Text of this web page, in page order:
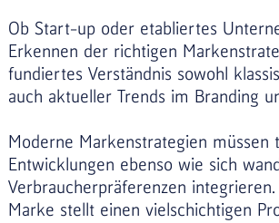
Ob Start-up oder etabliertes
Erkennen der richtigen
fundiertes Verständnis sowohl
auch aktueller Trends im Branding
Moderne Markenstrategien müssen
Entwicklungen ebenso wie sich
Verbraucherpräferenzen
Marke stellt einen vielschichtigen